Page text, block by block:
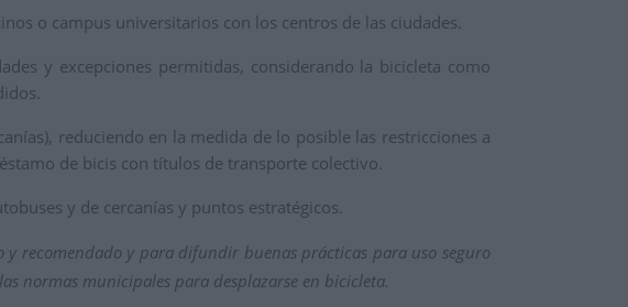
o campus universitarios con los centros de las ciudades.
y excepciones permitidas, considerando la bicicleta como
reduciendo en la medida de lo posible las restricciones a
de bicis con títulos de transporte colectivo.
y de cercanías y puntos estratégicos.
recomendado y para difundir buenas prácticas para uso seguro
normas municipales para desplazarse en bicicleta.